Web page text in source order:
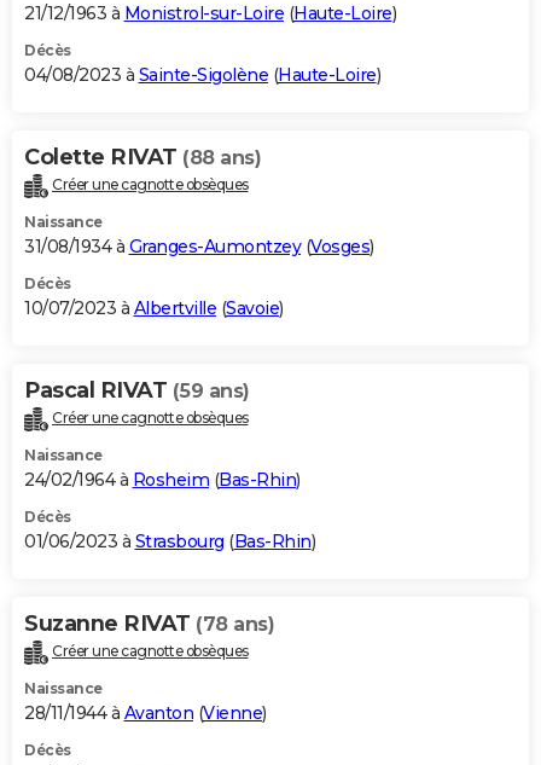
21/12/1963 à Monistrol-sur-Loire (Haute-Loire)
Décès
04/08/2023 à Sainte-Sigolène (Haute-Loire)
Colette RIVAT (88 ans)
Créer une cagnotte obsèques
Naissance
31/08/1934 à Granges-Aumontzey(Vosges)
Décès
10/07/2023 à Albertville (Savoie)
Pascal RIVAT (59 ans)
Créer une cagnotte obsèques
Naissance
24/02/1964 à Rosheim (Bas-Rhin)
Décès
01/06/2023 à Strasbourg (Bas-Rhin)
Suzanne RIVAT (78 ans)
Créer une cagnotte obsèques
Naissance
28/11/1944 à Avanton (Vienne)
Décès